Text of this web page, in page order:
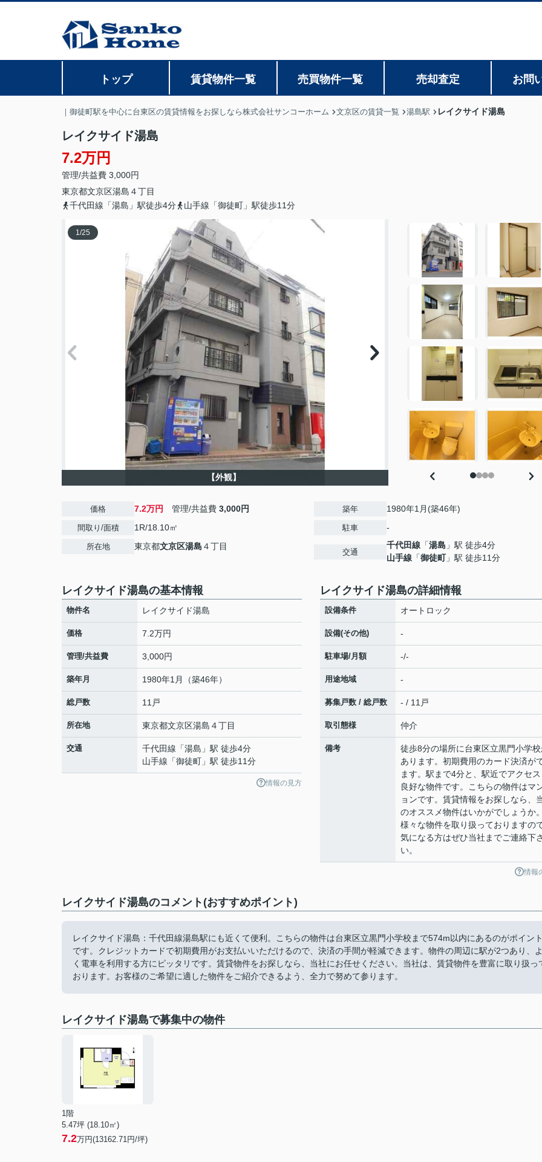
トップ 賃貸物件一覧 売買物件一覧 売却査定 お問
｜御徒町駅を中心に台東区の賃貸情報をお探しなら株式会社サンコーホーム 文京区の賃貸一覧 湯島駅 レイクサイド湯島
レイクサイド湯島
7.2万円
管理/共益費 3,000円
東京都文京区湯島 ４丁目
千代田線「湯島」駅徒歩4分
山手線「御徒町」駅徒歩11分
1/25
【外観】
価格 7.2万円 管理/共益費 3,000円
間取り/面積 1R/18.10㎡
所在地 東京都文京区湯島 ４丁目
築年 1980年1月(築46年)
駐車 -
交通
千代田線 「湯島 」駅 徒歩4分
山手線 「御徒町」駅 徒歩11分
レイクサイド湯島の基本情報
物件名 レイクサイド湯島
価格 7.2万円
管理/共益費 3,000円
築年月 1980年1月（築46年）
総戸数 11戸
所在地 東京都文京区湯島 ４丁目
交通 千代田線 「湯島 」駅 徒歩4分
山手線 「御徒町 」駅 徒歩11分
情報の見方
レイクサイド湯島の詳細情報
設備条件 オートロック
設備(その他) -
駐車場/月額 -/-
用途地域 -
募集戸数 / 総戸数 - / 11戸
取引態様 仲介
備考
徒歩8分の場所に台東区立黒門小学
あります。初期費用のカード決済が
ます。駅まで4分と、駅近でアクセス
良好な物件です。こちらの物件はマ
ョンです。賃貸情報をお探しなら、
のオススメ物件はいかがでしょうか。
様々な物件を取り扱っておりますので
気になる方はぜひ当社までご連絡下さ
い。
情報
レイクサイド湯島のコメント(おすすめポイント)
レイクサイド湯島：千代田線湯島駅にも近くて便利。こちらの物件は台東区立黒門小学校まで574m以内にあるのがポイント
です。クレジットカードで初期費用がお支払いいただけるので、決済の手間が軽減できます。物件の周辺に駅が2つあり、よ
く電車を利用する方にピッタリです。賃貸物件をお探しなら、当社にお任せください。当社は、賃貸物件を豊富に取り扱っ
おります。お客様のご希望に適した物件をご紹介できるよう、全力で努めて参ります。
レイクサイド湯島で募集中の物件
1階
5.47坪 (18.10㎡)
7.2万円(13162.71円/坪)